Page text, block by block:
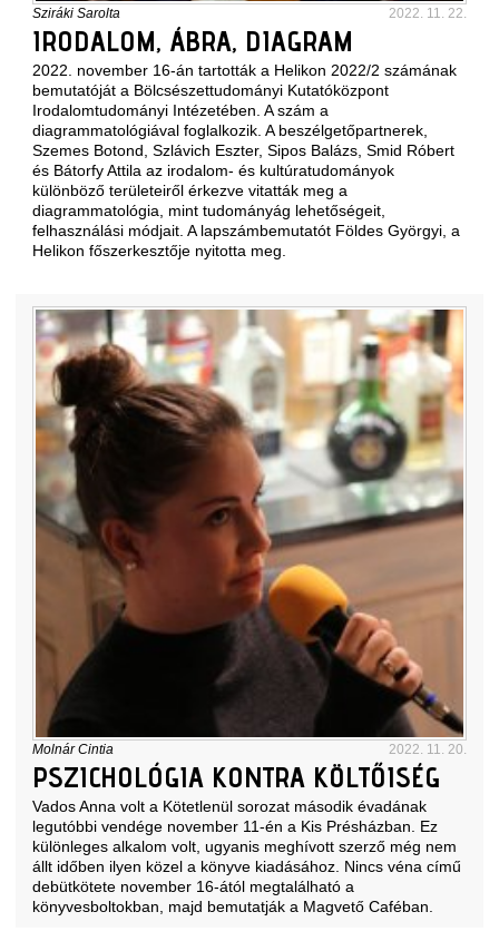
Sziráki Sarolta 2022. 11. 22.
IRODALOM, ÁBRA, DIAGRAM
2022. november 16-án tartották a Helikon 2022/2 számának
bemutatóját a Bölcsészettudományi Kutatóközpont
Irodalomtudományi Intézetében. A szám a
diagrammatológiával foglalkozik. A beszélgetőpartnerek,
Szemes Botond, Szlávich Eszter, Sipos Balázs, Smid Róbert
és Bátorfy Attila az irodalom- és kultúratudományok
különböző területeiről érkezve vitatták meg a
diagrammatológia, mint tudományág lehetőségeit,
felhasználási módjait. A lapszámbemutatót Földes Györgyi, a
Helikon főszerkesztője nyitotta meg.
Molnár Cintia 2022. 11. 20.
PSZICHOLÓGIA KONTRA KÖLTŐISÉG
Vados Anna volt a Kötetlenül sorozat második évadának
legutóbbi vendége november 11-én a Kis Présházban. Ez
különleges alkalom volt, ugyanis meghívott szerző még nem
állt időben ilyen közel a könyve kiadásához. Nincs véna című
debütkötete november 16-ától megtalálható a
könyvesboltokban, majd bemutatják a Magvető Caféban.